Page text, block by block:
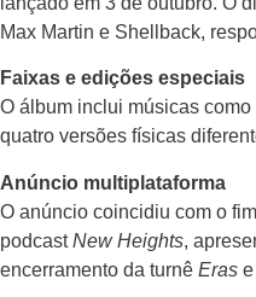
Max Martin e Shellback,
Faixas e edições especiais
O álbum inclui músicas como
quatro versões físicas
Anúncio multiplataforma
O anúncio coincidiu com o
podcastNew Heights,
encerramento da turnê Eras